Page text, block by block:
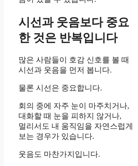
시선과 웃음보다 중요
한 것은 반복입니다
많은 사람들이 호감 신호를 볼 때
시선과 웃음을 먼저 봅니다.
물론 시선은 중요합니다.
회의 중에 자주 눈이 마주치거나,
대화할 때 눈을 피하지 않거나,
멀리서도 내 움직임을 자연스럽게
보는 경우가 있습니다.
웃음도 마찬가지입니다.